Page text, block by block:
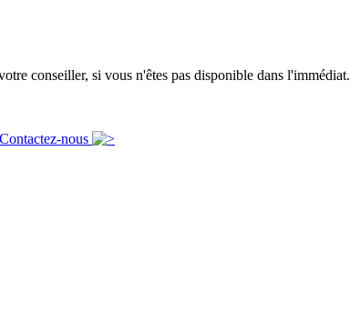
conseiller, si vous n'êtes pas disponible dans l'immédiat.
Contactez-nous